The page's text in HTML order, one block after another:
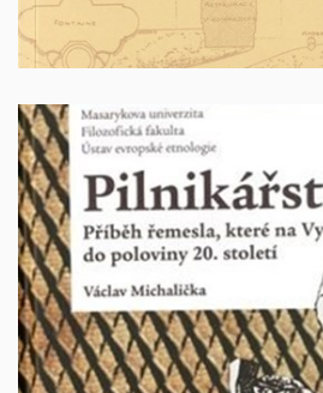
Pilnikářství. Příběh řemesla,
přetrvalo do poloviny
Autor: Václav Michalička .Brno:
2019, 152 s., ISBN 978-